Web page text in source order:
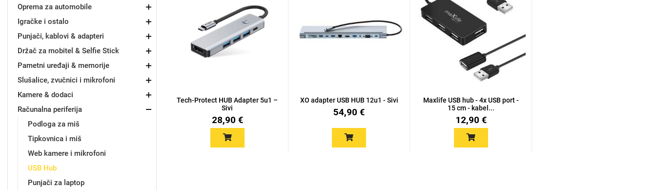
Oprema za automobile
Igračke i ostalo
Punjači, kablovi & adapteri
Držač za mobitel & Selfie Stick
Pametni uređaji & memorije
Slušalice, zvučnici i mikrofoni
Kamere & dodaci
Računalna periferija
Podloga za miš
Tipkovnica i miš
Web kamere i mikrofoni
USB Hub
Punjači za laptop
Tech-Protect HUB Adapter 5u1 –
Sivi
28,90 €
XO adapter USB HUB 12u1 - Sivi
54,90 €
Maxlife USB hub - 4x USB port -
15 cm - kabel...
12,90 €
Babe Šaljivi motivi
Croatos Najprodavanije - TOP 100
Gym
Samsung
Punjači za mobitel Spigen maskice
Univerzalno kaljeno staklo
Samsung Huawei
LCD Tablet
Držači za romobil Držači za ruku
Ostali držači
USB kablovi HDMI kabel
AUX kablovi Adapteri za mobitel
FM Transmitteri HI-FI linije